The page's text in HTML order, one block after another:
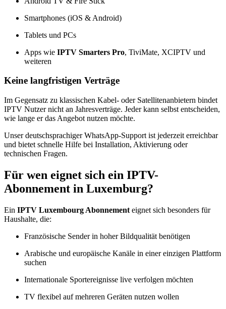
Smartphones (iOS & Android)
Tablets und PCs
Apps wie IPTV Smarters Pro, TiviMate, XCIPTV und
weiteren
Keine langfristigen Verträge
Im Gegensatz zu klassischen Kabel- oder Satellitenanbietern bindet
IPTV Nutzer nicht an Jahresverträge. Jeder kann selbst entscheiden,
wie lange er das Angebot nutzen möchte.
Unser deutschsprachiger WhatsApp-Support ist jederzeit erreichbar
und bietet schnelle Hilfe bei Installation, Aktivierung oder
technischen Fragen.
Für wen eignet sich ein IPTV-
Abonnement in Luxemburg?
Ein IPTV Luxembourg Abonnement eignet sich besonders für
Haushalte, die:
Französische Sender in hoher Bildqualität benötigen
Arabische und europäische Kanäle in einer einzigen Plattform
suchen
Internationale Sportereignisse live verfolgen möchten
TV flexibel auf mehreren Geräten nutzen wollen